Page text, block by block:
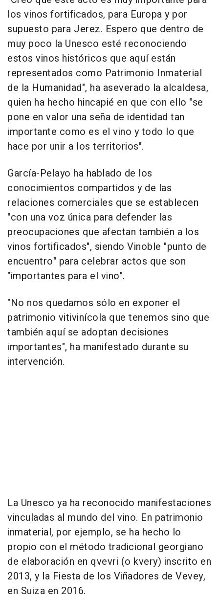
los vinos fortificados, para Europa y por
supuesto para Jerez. Espero que dentro de
muy poco la Unesco esté reconociendo
estos vinos históricos que aquí están
representados como Patrimonio Inmaterial
de la Humanidad", ha aseverado la alcaldesa,
quien ha hecho hincapié en que con ello "se
pone en valor una seña de identidad tan
importante como es el vino y todo lo que
hace por unir a los territorios".
García-Pelayo ha hablado de los
conocimientos compartidos y de las
relaciones comerciales que se establecen
"con una voz única para defender las
preocupaciones que afectan también a los
vinos fortificados", siendo Vinoble "punto de
encuentro" para celebrar actos que son
"importantes para el vino".
"No nos quedamos sólo en exponer el
patrimonio vitivinícola que tenemos sino que
también aquí se adoptan decisiones
importantes", ha manifestado durante su
intervención.
La Unesco ya ha reconocido manifestaciones
vinculadas al mundo del vino. En patrimonio
inmaterial, por ejemplo, se ha hecho lo
propio con el método tradicional georgiano
de elaboración en qvevri (o kvery) inscrito en
2013, y la Fiesta de los Viñadores de Vevey,
en Suiza en 2016.